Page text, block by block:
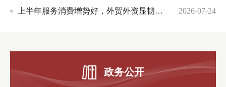
2026-07-24
上半年服务消费增势好，外贸外资显韧性——“买体验、买服务”倾向上升
政务公开